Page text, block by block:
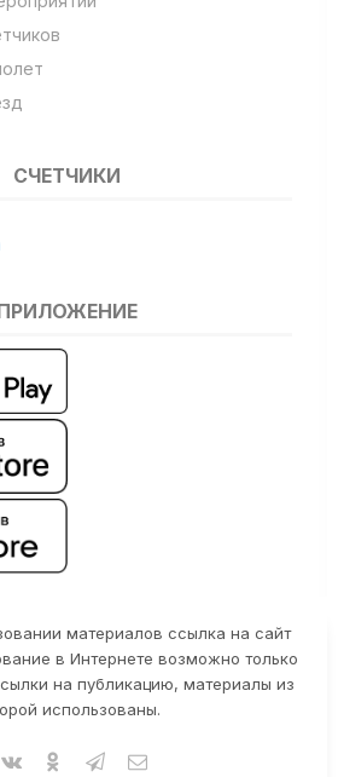
СЧЕТЧИКИ
материалов ссылка на сайт
в Интернете возможно только
на публикацию, материалы из
использованы.